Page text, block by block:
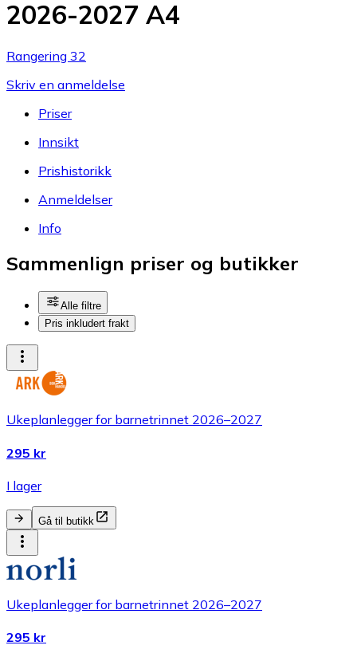
2026-2027 A4
Rangering 32
Skriv en anmeldelse
Priser
Innsikt
Prishistorikk
Anmeldelser
Info
Sammenlign priser og butikker
Alle filtre
Pris inkludert frakt
Ukeplanlegger for barnetrinnet 2026–2027
295 kr
I lager
Gå til butikk
Ukeplanlegger for barnetrinnet 2026–2027
295 kr